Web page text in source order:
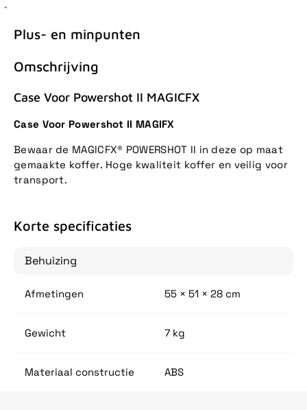
Plus- en minpunten
Omschrijving
Case Voor Powershot II MAGICFX
Case Voor Powershot II MAGIFX
Bewaar de MAGICFX® POWERSHOT II in deze op maat
gemaakte koffer. Hoge kwaliteit koffer en veilig voor
transport.
Korte specificaties
Behuizing
Afmetingen 55 × 51 × 28 cm
Gewicht 7 kg
Materiaal constructie ABS